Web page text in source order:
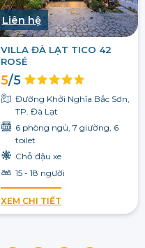
Liên hệ
VILLA ĐÀ LẠT TICO 42
ROSÉ
5/5
Đường Khởi Nghĩa Bắc Sơn,
TP. Đà Lạt
6 phòng ngủ, 7 giường, 6
toilet
Chỗ đậu xe
15 - 18 người
XEM CHI TIẾT